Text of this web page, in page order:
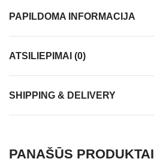
PAPILDOMA INFORMACIJA
ATSILIEPIMAI (0)
SHIPPING & DELIVERY
PANAŠŪS PRODUKTAI